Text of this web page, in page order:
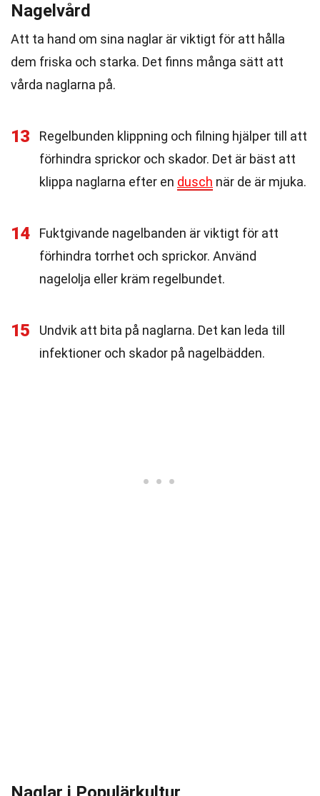
Nagelvård
Att ta hand om sina naglar är viktigt för att hålla
dem friska och starka. Det finns många sätt att
vårda naglarna på.
13
Regelbunden klippning och filning hjälper till att
förhindra sprickor och skador. Det är bäst att
klippa naglarna efter en dusch när de är mjuka.
14
Fuktgivande nagelbanden är viktigt för att
förhindra torrhet och sprickor. Använd
nagelolja eller kräm regelbundet.
15
Undvik att bita på naglarna. Det kan leda till
infektioner och skador på nagelbädden.